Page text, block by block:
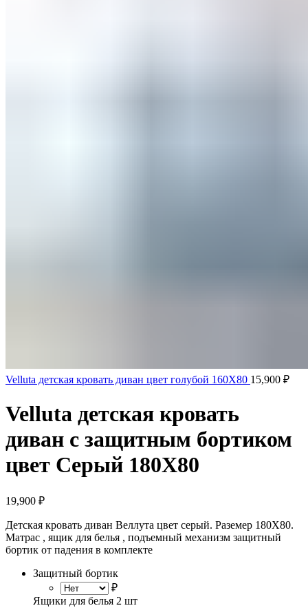
Velluta детская кровать диван цвет голубой 160Х80 15,900 ₽
Velluta детская кровать
диван с защитным бортиком
цвет Серый 180Х80
19,900 ₽
Детская кровать диван Веллута цвет серый. Раземер 180Х80.
Матрас , ящик для белья , подъемный механизм защитный
бортик от падения в комплекте
Защитный бортик
₽
Ящики для белья 2 шт